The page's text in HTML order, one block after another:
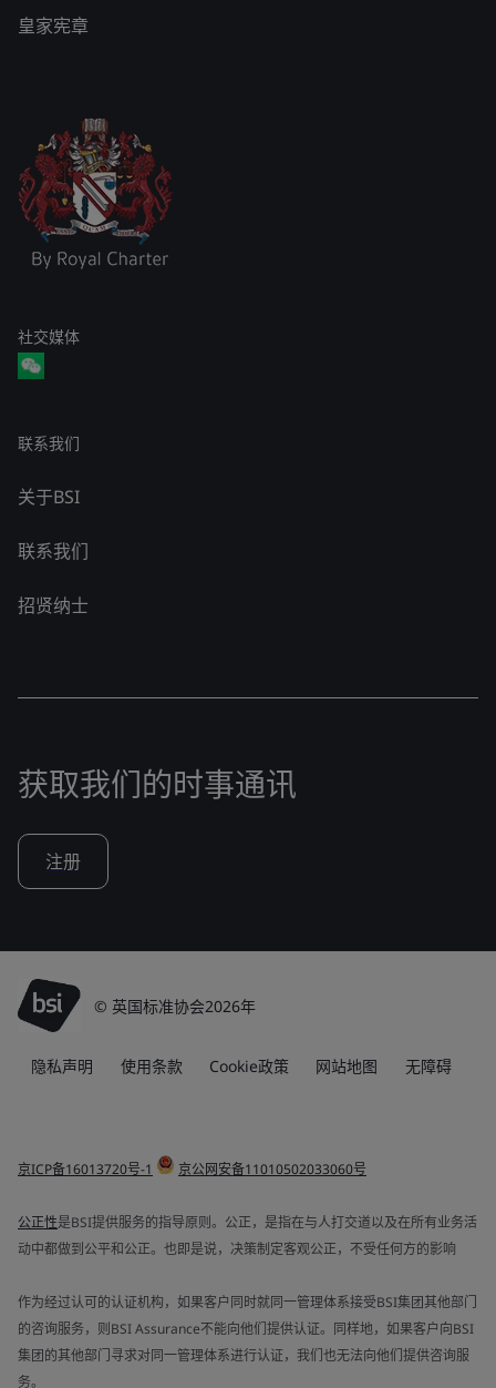
皇家宪章
社交媒体
联系我们
关于BSI
联系我们
招贤纳士
获取我们的时事通讯
注册
© 英国标准协会2026年
隐私声明 使用条款 Cookie政策 网站地图 无障碍
京ICP备16013720号-1 京公网安备11010502033060号
公正性是BSI提供服务的指导原则。公正，是指在与人打交道以及在所有业务活
动中都做到公平和公正。也即是说，决策制定客观公正，不受任何方的影响
作为经过认可的认证机构，如果客户同时就同一管理体系接受BSI集团其他部门
的咨询服务，则BSI Assurance不能向他们提供认证。同样地，如果客户向BSI
集团的其他部门寻求对同一管理体系进行认证，我们也无法向他们提供咨询服
务。